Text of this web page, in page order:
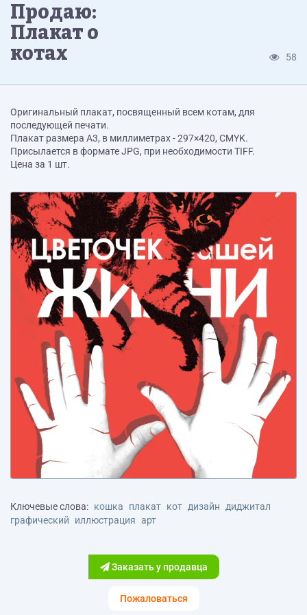
Продаю:
Плакат о
котах
58
Оригинальный плакат, посвященный всем котам, для
последующей печати.
Плакат размера А3, в миллиметрах - 297×420, CMYK.
Присылается в формате JPG, при необходимости TIFF.
Цена за 1 шт.
Ключевые слова: кошка плакат кот дизайн
диджитал
графический
иллюстрация арт
Заказать у продавца
Пожаловаться